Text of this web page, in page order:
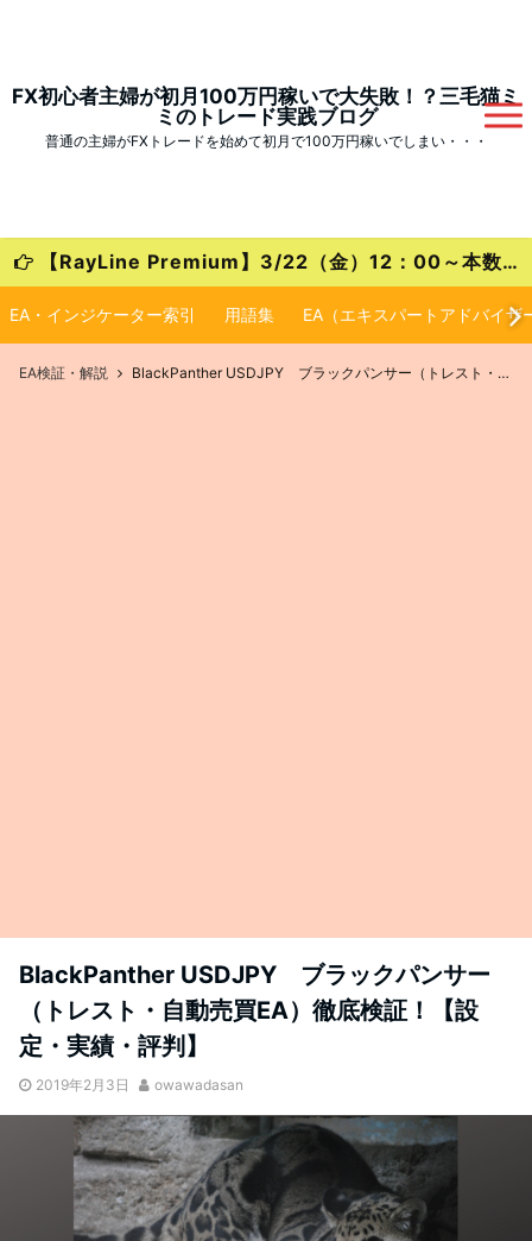
FX初心者主婦が初月100万円稼いで大失敗！？三毛猫ミ
ミのトレード実践ブログ
普通の主婦がFXトレードを始めて初月で100万円稼いでしまい・・・
【RayLine Premium】3/22（金）12：00～本数限定の大特価キャンペーンが始まります！
EA・インジケーター索引 用語集 EA（エキスパートアドバイザ
EA検証・解説 BlackPanther USDJPY ブラックパンサー（トレスト・自動売買EA）徹底検証！【設定・実績・評判】
BlackPanther USDJPY ブラックパンサー
（トレスト・自動売買EA）徹底検証！【設
定・実績・評判】
2019年2月3日 owawadasan